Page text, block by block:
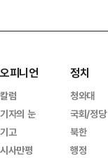
오피니언
칼럼
기자의 눈
기고
시사만평
정치
청와대
국회/정당
북한
행정